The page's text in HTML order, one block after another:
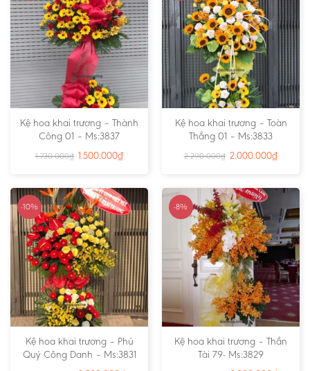
Kệ hoa khai trương – Thành
Công 01 – Ms:3837
1.730.000₫ 1.500.000₫
Kệ hoa khai trương – Toàn
Thắng 01 – Ms:3833
2.290.000₫ 2.000.000₫
-10%
Kệ hoa khai trương – Phú
Quý Công Danh – Ms:3831
-8%
Kệ hoa khai trương – Thần
Tài 79- Ms:3829